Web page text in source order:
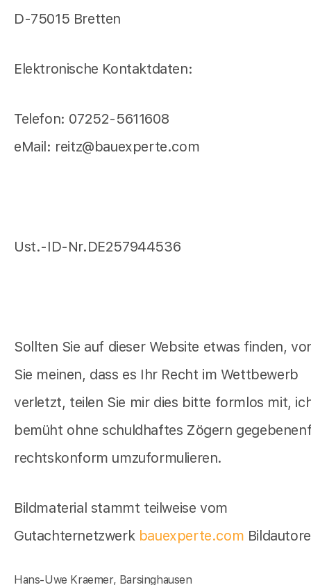
D-75015 Bretten
Elektronische Kontaktdaten:
Telefon: 07252-5611608
eMail: reitz@bauexperte.com
Ust.-ID-Nr.DE257944536
Sollten Sie auf dieser Website etwas finden,
Sie meinen, dass es Ihr Recht im Wettbewerb
verletzt, teilen Sie mir dies bitte formlos mit,
bemüht ohne schuldhaftes Zögern
rechtskonform umzuformulieren.
Bildmaterial stammt teilweise vom
Gutachternetzwerk bauexperte.com
Hans-Uwe Kraemer, Barsinghausen